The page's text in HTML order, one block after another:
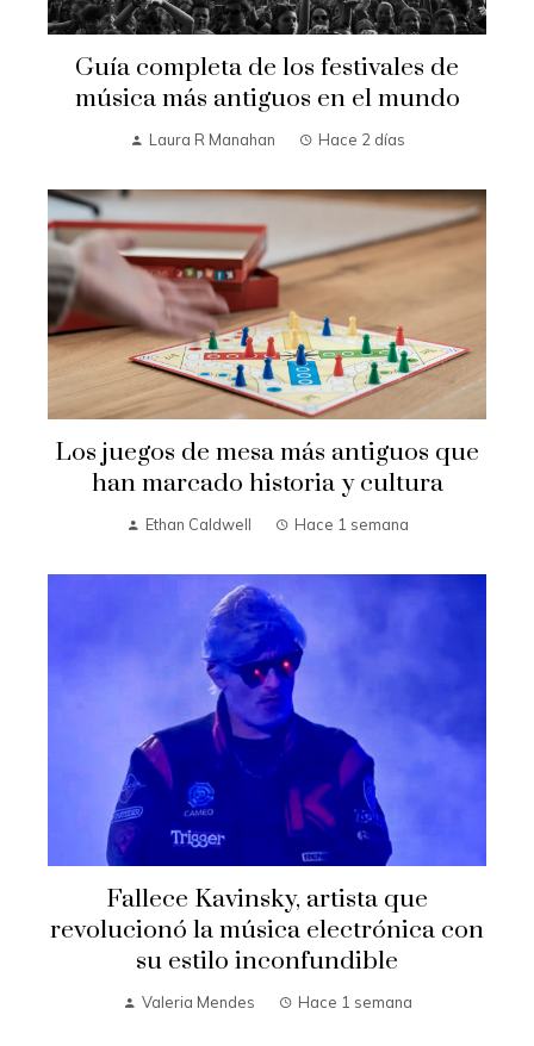
Guía completa de los festivales de
música más antiguos en el mundo
Laura R Manahan Hace 2 días
Los juegos de mesa más antiguos que
han marcado historia y cultura
Ethan Caldwell Hace 1 semana
Fallece Kavinsky, artista que
revolucionó la música electrónica con
su estilo inconfundible
Valeria Mendes Hace 1 semana